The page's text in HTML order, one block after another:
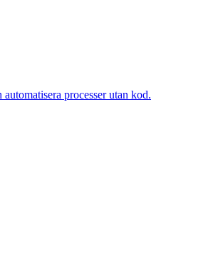
processer utan kod.